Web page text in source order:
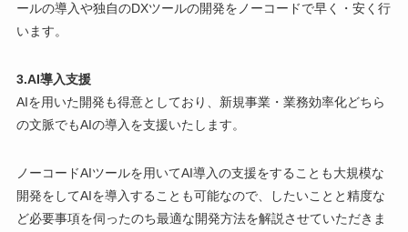
ールの導入や独自のDXツールの開発をノーコードで早く・安く行
います。
3.AI導入支援
AIを用いた開発も得意としており、新規事業・業務効率化どちら
の文脈でもAIの導入を支援いたします。
ノーコードAIツールを用いてAI導入の支援をすることも大規模な
開発をしてAIを導入することも可能なので、したいことと精度な
ど必要事項を伺ったのち最適な開発方法を解説させていただきま